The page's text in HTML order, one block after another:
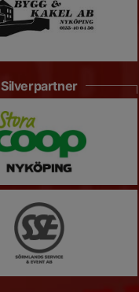
Silverpartner